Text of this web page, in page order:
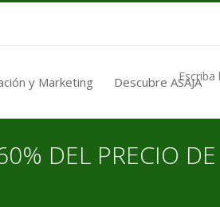
y Marketing Descubre ASAJA
Escriba
DEL PRECIO DE